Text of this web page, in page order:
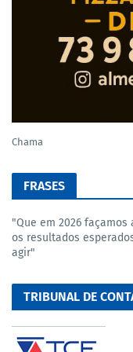
Chama
FRASES
"Que em 2026
os resultados
agir"
TRIBUNAL DE